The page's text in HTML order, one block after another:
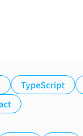
TypeScript